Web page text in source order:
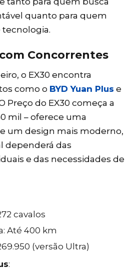
quanto para quem
tecnologia.
Concorrentes
o EX30 encontra
como o BYD Yuan Plus e
Preço do EX30 começa a
mil – oferece uma
um design mais moderno,
dependerá das
e das necessidades de
cavalos
Até 400 km
(versão Ultra)
: